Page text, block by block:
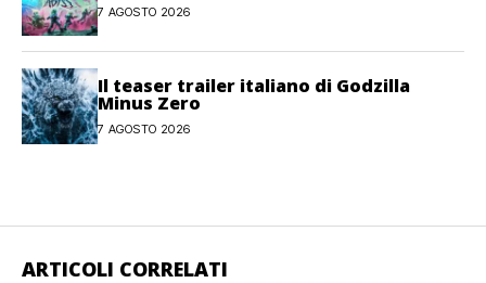
7 AGOSTO 2026
Il teaser trailer italiano di Godzilla
Minus Zero
7 AGOSTO 2026
ARTICOLI CORRELATI